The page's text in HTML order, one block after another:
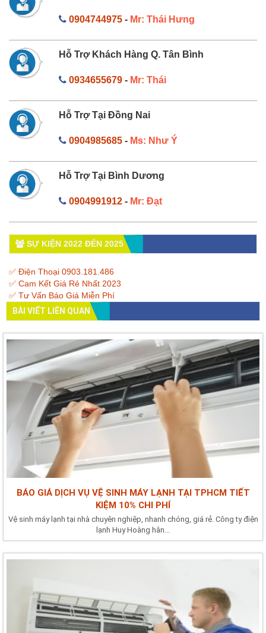
0904744975- Mr: Thái Hưng
Hỗ Trợ Khách Hàng Q. Tân Bình
0934655679- Mr: Thái
Hỗ Trợ Tại Đồng Nai
0904985685- Ms: Như Ý
Hỗ Trợ Tại Bình Dương
0904991912- Mr: Đạt
SỰ KIỆN 2022 ĐẾN 2025
✅ Điện Thoại 0903.181.486
✅ Cam Kết Giá Rẻ Nhất 2023
✅ Tư Vấn Báo Giá Miễn Phí
BÀI VIẾT LIÊN QUAN
BÁO GIÁ DỊCH VỤ VỆ SINH MÁY LẠNH TẠI TPHCM TIẾT
KIỆM 10% CHI PHÍ
Vệ sinh máy lạnh tại nhà chuyên nghiệp, nhanh chóng, giá rẻ. Công ty điện
lạnh Huy Hoàng hân...